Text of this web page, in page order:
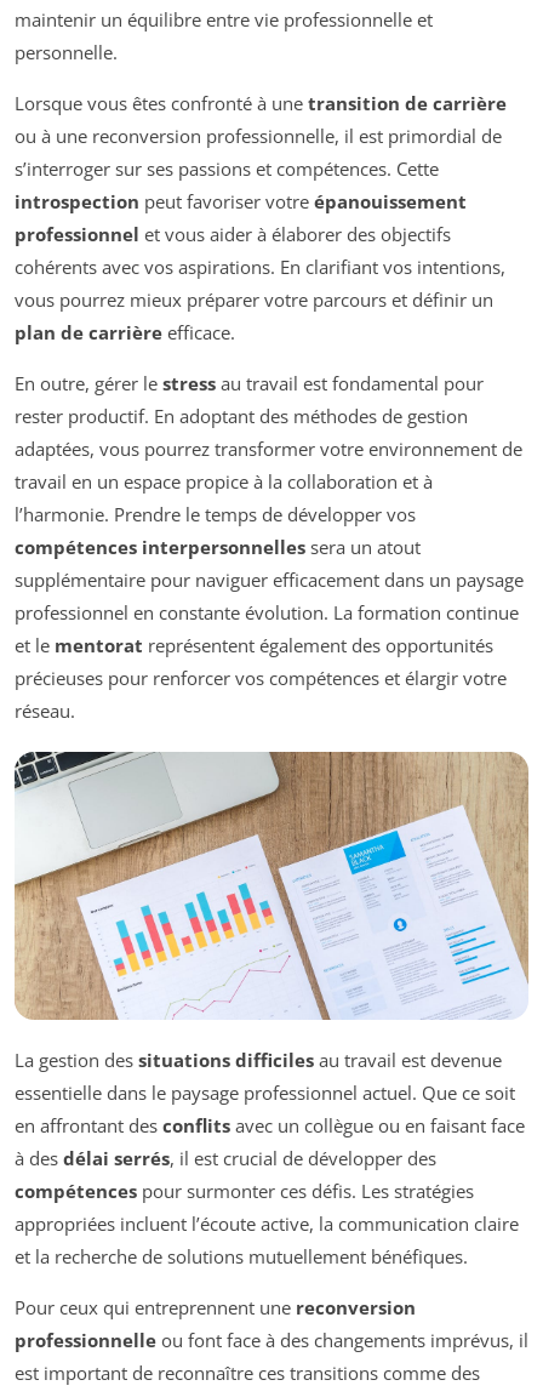
maintenir un équilibre entre vie professionnelle et
personnelle.
Lorsque vous êtes confronté à une transition de carrière
ou à une reconversion professionnelle, il est primordial de
s’interroger sur ses passions et compétences. Cette
introspection peut favoriser votre épanouissement
professionnel et vous aider à élaborer des objectifs
cohérents avec vos aspirations. En clarifiant vos intentions,
vous pourrez mieux préparer votre parcours et définir un
plan de carrière efficace.
En outre, gérer le stress au travail est fondamental pour
rester productif. En adoptant des méthodes de gestion
adaptées, vous pourrez transformer votre environnement de
travail en un espace propice à la collaboration et à
l’harmonie. Prendre le temps de développer vos
compétences interpersonnelles sera un atout
supplémentaire pour naviguer efficacement dans un paysage
professionnel en constante évolution. La formation continue
et le mentorat représentent également des opportunités
précieuses pour renforcer vos compétences et élargir votre
réseau.
La gestion des situations difficiles au travail est devenue
essentielle dans le paysage professionnel actuel. Que ce soit
en affrontant des conflits avec un collègue ou en faisant face
à des délai serrés, il est crucial de développer des
compétences pour surmonter ces défis. Les stratégies
appropriées incluent l’écoute active, la communication claire
et la recherche de solutions mutuellement bénéfiques.
Pour ceux qui entreprennent une reconversion
professionnelle ou font face à des changements imprévus, il
est important de reconnaître ces transitions comme des